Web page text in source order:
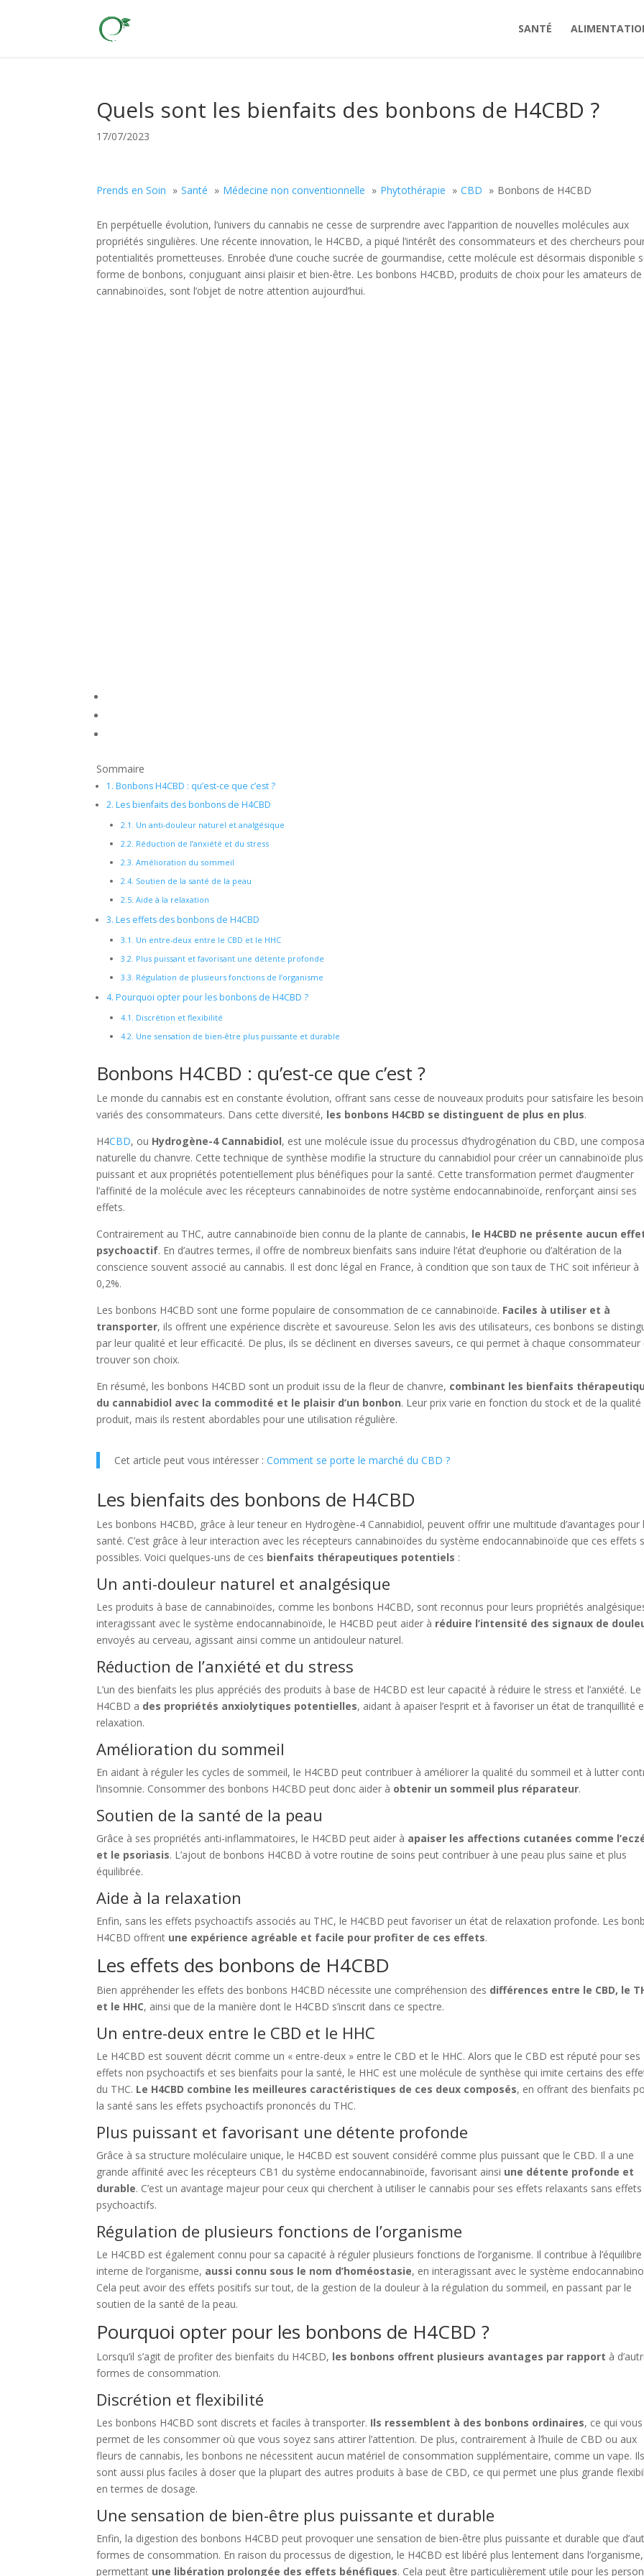
SANTÉ
Quels sont les bienfaits des bonbons de H4CBD ?
17/07/2023
Prends en Soin Santé Médecine non conventionnelle Phytothérapie CBD Bonbons de H4CBD
En perpétuelle évolution, l’univers du cannabis ne cesse de surprendre avec l’apparition de nouvelles molécules aux
propriétés singulières. Une récente innovation, le H4CBD, a piqué l’intérêt des consommateurs et des chercheurs
potentialités prometteuses. Enrobée d’une couche sucrée de gourmandise, cette molécule est désormais disponible
forme de bonbons, conjuguant ainsi plaisir et bien-être. Les bonbons H4CBD, produits de choix pour les amateurs de
cannabinoïdes, sont l’objet de notre attention aujourd’hui.
Sommaire
1. Bonbons H4CBD : qu’est-ce que c’est ?
2. Les bienfaits des bonbons de H4CBD
2.1. Un anti-douleur naturel et analgésique
2.2. Réduction de l’anxiété et du stress
2.3. Amélioration du sommeil
2.4. Soutien de la santé de la peau
2.5. Aide à la relaxation
3. Les effets des bonbons de H4CBD
3.1. Un entre-deux entre le CBD et le HHC
3.2. Plus puissant et favorisant une détente profonde
3.3. Régulation de plusieurs fonctions de l’organisme
4. Pourquoi opter pour les bonbons de H4CBD ?
4.1. Discrétion et flexibilité
4.2. Une sensation de bien-être plus puissante et durable
Bonbons H4CBD : qu’est-ce que c’est ?
Le monde du cannabis est en constante évolution, offrant sans cesse de nouveaux produits pour satisfaire les
variés des consommateurs. Dans cette diversité, les bonbons H4CBD se distinguent de plus en plus.
H4CBD, ou Hydrogène-4 Cannabidiol, est une molécule issue du processus d’hydrogénation du CBD, une
naturelle du chanvre. Cette technique de synthèse modifie la structure du cannabidiol pour créer un cannabinoïde plus
puissant et aux propriétés potentiellement plus bénéfiques pour la santé. Cette transformation permet d’augmenter
l’affinité de la molécule avec les récepteurs cannabinoïdes de notre système endocannabinoïde, renforçant ainsi ses
effets.
Contrairement au THC, autre cannabinoïde bien connu de la plante de cannabis, le H4CBD ne présente aucun
psychoactif. En d’autres termes, il offre de nombreux bienfaits sans induire l’état d’euphorie ou d’altération de la
conscience souvent associé au cannabis. Il est donc légal en France, à condition que son taux de THC soit inférieur à
0,2%.
Les bonbons H4CBD sont une forme populaire de consommation de ce cannabinoïde. Faciles à utiliser et à
transporter, ils offrent une expérience discrète et savoureuse. Selon les avis des utilisateurs, ces bonbons se
par leur qualité et leur efficacité. De plus, ils se déclinent en diverses saveurs, ce qui permet à chaque consommateur
trouver son choix.
En résumé, les bonbons H4CBD sont un produit issu de la fleur de chanvre, combinant les bienfaits
du cannabidiol avec la commodité et le plaisir d’un bonbon. Leur prix varie en fonction du stock et de la qualité
produit, mais ils restent abordables pour une utilisation régulière.
Cet article peut vous intéresser :Comment se porte le marché du CBD ?
Les bienfaits des bonbons de H4CBD
Les bonbons H4CBD, grâce à leur teneur en Hydrogène-4 Cannabidiol, peuvent offrir une multitude d’avantages pour
santé. C’est grâce à leur interaction avec les récepteurs cannabinoïdes du système endocannabinoïde que ces effets
possibles. Voici quelques-uns de ces bienfaits thérapeutiques potentiels :
Un anti-douleur naturel et analgésique
Les produits à base de cannabinoïdes, comme les bonbons H4CBD, sont reconnus pour leurs propriétés
interagissant avec le système endocannabinoïde, le H4CBD peut aider à réduire l’intensité des signaux de
envoyés au cerveau, agissant ainsi comme un antidouleur naturel.
Réduction de l’anxiété et du stress
L’un des bienfaits les plus appréciés des produits à base de H4CBD est leur capacité à réduire le stress et l’anxiété. Le
H4CBD a des propriétés anxiolytiques potentielles, aidant à apaiser l’esprit et à favoriser un état de tranquillité
relaxation.
Amélioration du sommeil
En aidant à réguler les cycles de sommeil, le H4CBD peut contribuer à améliorer la qualité du sommeil et à lutter
l’insomnie. Consommer des bonbons H4CBD peut donc aider à obtenir un sommeil plus réparateur.
Soutien de la santé de la peau
Grâce à ses propriétés anti-inflammatoires, le H4CBD peut aider à apaiser les affections cutanées comme
et le psoriasis. L’ajout de bonbons H4CBD à votre routine de soins peut contribuer à une peau plus saine et plus
équilibrée.
Aide à la relaxation
Enfin, sans les effets psychoactifs associés au THC, le H4CBD peut favoriser un état de relaxation profonde. Les
H4CBD offrent une expérience agréable et facile pour profiter de ces effets.
Les effets des bonbons de H4CBD
Bien appréhender les effets des bonbons H4CBD nécessite une compréhension des différences entre le CBD, le
et le HHC, ainsi que de la manière dont le H4CBD s’inscrit dans ce spectre.
Un entre-deux entre le CBD et le HHC
Le H4CBD est souvent décrit comme un « entre-deux » entre le CBD et le HHC. Alors que le CBD est réputé pour ses
effets non psychoactifs et ses bienfaits pour la santé, le HHC est une molécule de synthèse qui imite certains des
du THC. Le H4CBD combine les meilleures caractéristiques de ces deux composés, en offrant des bienfaits
la santé sans les effets psychoactifs prononcés du THC.
Plus puissant et favorisant une détente profonde
Grâce à sa structure moléculaire unique, le H4CBD est souvent considéré comme plus puissant que le CBD. Il a une
grande affinité avec les récepteurs CB1 du système endocannabinoïde, favorisant ainsi une détente profonde et
durable. C’est un avantage majeur pour ceux qui cherchent à utiliser le cannabis pour ses effets relaxants sans effets
psychoactifs.
Régulation de plusieurs fonctions de l’organisme
Le H4CBD est également connu pour sa capacité à réguler plusieurs fonctions de l’organisme. Il contribue à l’équilibre
interne de l’organisme, aussi connu sous le nom d’homéostasie, en interagissant avec le système
Cela peut avoir des effets positifs sur tout, de la gestion de la douleur à la régulation du sommeil, en passant par le
soutien de la santé de la peau.
Pourquoi opter pour les bonbons de H4CBD ?
Lorsqu’il s’agit de profiter des bienfaits du H4CBD, les bonbons offrent plusieurs avantages par rapport à
formes de consommation.
Discrétion et flexibilité
Les bonbons H4CBD sont discrets et faciles à transporter. Ils ressemblent à des bonbons ordinaires, ce qui vous
permet de les consommer où que vous soyez sans attirer l’attention. De plus, contrairement à l’huile de CBD ou aux
fleurs de cannabis, les bonbons ne nécessitent aucun matériel de consommation supplémentaire, comme un vape. Ils
sont aussi plus faciles à doser que la plupart des autres produits à base de CBD, ce qui permet une plus grande
en termes de dosage.
Une sensation de bien-être plus puissante et durable
Enfin, la digestion des bonbons H4CBD peut provoquer une sensation de bien-être plus puissante et durable que
formes de consommation. En raison du processus de digestion, le H4CBD est libéré plus lentement dans l’organisme,
permettant une libération prolongée des effets bénéfiques. Cela peut être particulièrement utile pour les